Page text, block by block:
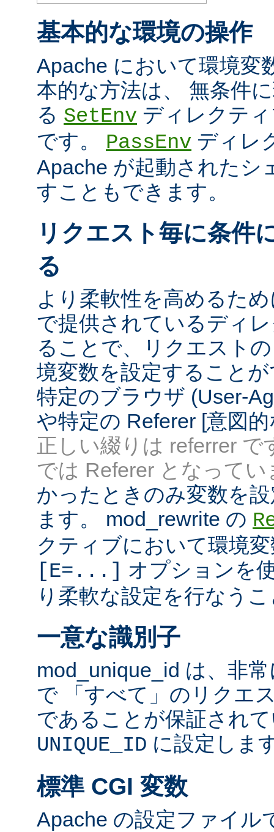
基本的な環境の操作
Apache において環境変
本的な方法は、 無条件
る SetEnv ディレクテ
です。 PassEnv ディレ
Apache が起動されたシ
すこともできます。
リクエスト毎に条件
る
より柔軟性を高めるた
で提供されているディ
ることで、リクエスト
境変数を設定すること
特定のブラウザ (User-
や特定の Referer [意図
正しい綴りは referrer で
では Referer となってい
かったときのみ変数を
ます。 mod_rewrite の
クティブにおいて環境
[E=...] オプションを
り柔軟な設定を行なう
一意な識別子
mod_unique_id は、非
で 「すべて」のリクエ
であることが保証され
UNIQUE_ID に設定しま
標準 CGI 変数
Apache の設定ファイル